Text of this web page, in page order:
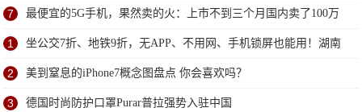
受
7 最便宜的5G手机，果然卖的火：上市不到三个月国内卖了100万
台
1 坐公交7折、地铁9折，无APP、不用网、手机锁屏也能用！湖南
潇湘电子卡来了
2 美到窒息的iPhone7概念图盘点 你会喜欢吗？
3 德国时尚防护口罩Purar普拉强势入驻中国